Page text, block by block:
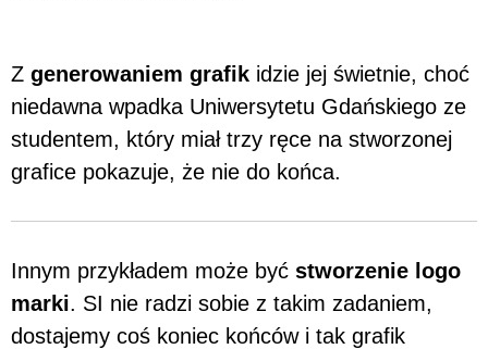
Z generowaniem grafik idzie jej świetnie, choć
niedawna wpadka Uniwersytetu Gdańskiego ze
studentem, który miał trzy ręce na stworzonej
grafice pokazuje, że nie do końca.
Innym przykładem może być stworzenie logo
marki. SI nie radzi sobie z takim zadaniem,
dostajemy coś koniec końców i tak grafik